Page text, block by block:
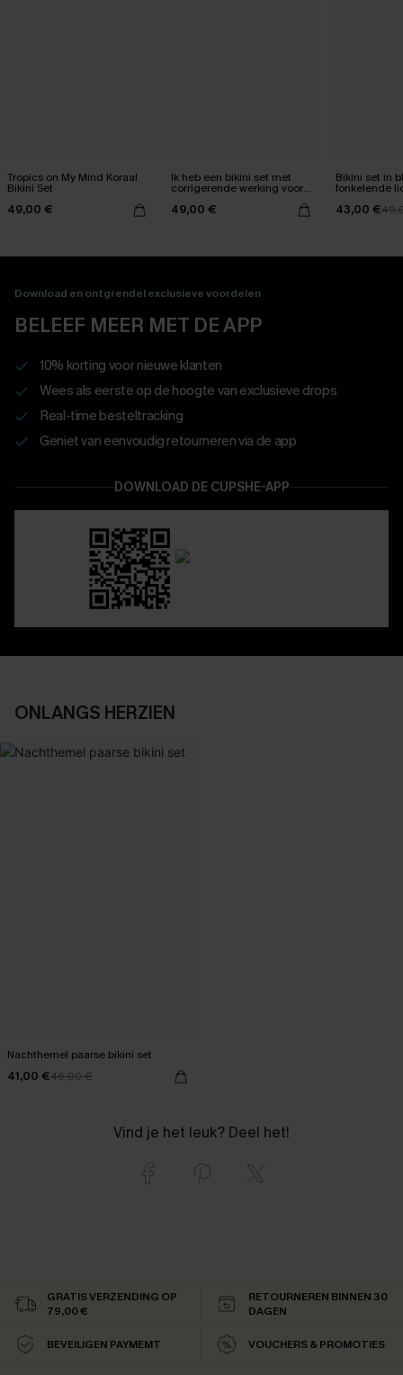
Tropics on My Mind Koraal
Bikini Set
49,00 €
Ik heb een bikini set met
corrigerende werking voor
49,00 €
Bikini set in
fonkelende
43,00 €
Download en ontgrendel exclusieve voordelen
BELEEF MEER MET DE APP
10% korting voor nieuwe klanten
Wees als eerste op de hoogte van exclusieve drops
Real-time besteltracking
Geniet van eenvoudig retourneren via de app
DOWNLOAD DE CUPSHE-APP
ONLANGS HERZIEN
Nachthemel paarse bikini set
41,00 €46,00 €
Vind je het leuk? Deel het!
GRATIS VERZENDING OP
79,00 €
RETOURNEREN BINNEN 30
DAGEN
BEVEILIGEN PAYMEMT VOUCHERS & PROMOTIES